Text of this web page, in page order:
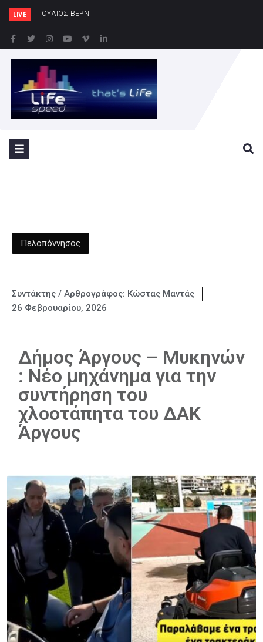
LIVE ΙΟΥΛΙΟΣ ΒΕΡΝ 200: Η Συναρπαστική Ε
Πελοπόννησος
Συντάκτης / Αρθρογράφος: Κώστας Μαντάς
26 Φεβρουαρίου, 2026
Δήμος Άργους – Μυκηνών
: Νέο μηχάνημα για την
συντήρηση του
χλοοτάπητα του ΔΑΚ
Άργους